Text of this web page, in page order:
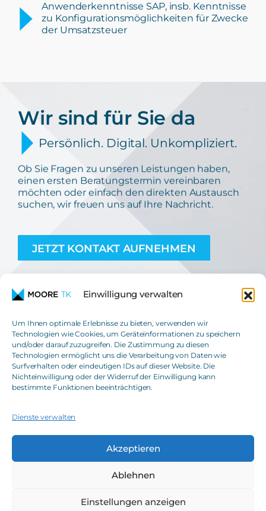
Einwilligung verwalten
Um Ihnen optimale Erlebnisse zu bieten, verwenden wir
Technologien wie Cookies, um Geräteinformationen zu speichern
und/oder darauf zuzugreifen. Die Zustimmung zu diesen
Technologien ermöglicht uns die Verarbeitung von Daten wie
Surfverhalten oder eindeutigen IDs auf dieser Website. Die
Nichteinwilligung oder der Widerruf der Einwilligung kann
bestimmte Funktionen beeinträchtigen.
Dienste verwalten
Akzeptieren
Ablehnen
Einstellungen anzeigen
Anwenderkenntnisse SAP, insb. Kenntnisse
zu Konfigurationsmöglichkeiten für Zwecke
der Umsatzsteuer
Wir sind für Sie da
Persönlich. Digital. Unkompliziert.
Ob Sie Fragen zu unseren Leistungen haben,
einen ersten Beratungstermin vereinbaren
möchten oder einfach den direkten Austausch
suchen, wir freuen uns auf Ihre Nachricht.
JETZT KONTAKT AUFNEHMEN
Moore TK GmbH
Steuerberatungsgesellschaft
T+49(0)621 42508-0
Einfo@moore-tk.de
IMPRESSUM
TRANSPARENZBERICHT